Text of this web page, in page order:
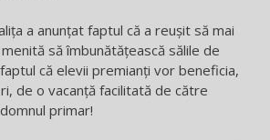
a anunțat faptul că a reușit să mai
să îmbunătățească sălile de
că elevii premianți vor beneficia,
de o vacanță facilitată de către
primar!